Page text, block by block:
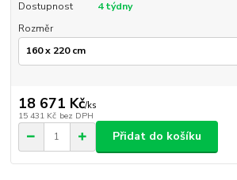
Dostupnost
4 týdny
Rozměr
18 671 Kč/ks
15 431 Kč bez DPH
Přidat do košíku